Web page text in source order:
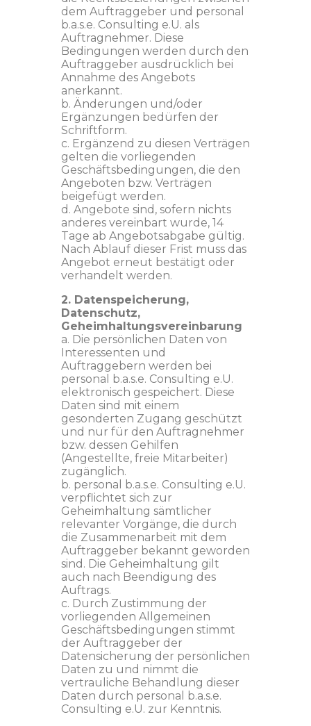
dem Auftraggeber und personal
b.a.s.e. Consulting e.U. als
Auftragnehmer. Diese
Bedingungen werden durch den
Auftraggeber ausdrücklich bei
Annahme des Angebots
anerkannt.
b. Änderungen und/oder
Ergänzungen bedürfen der
Schriftform.
c. Ergänzend zu diesen Verträgen
gelten die vorliegenden
Geschäftsbedingungen, die den
Angeboten bzw. Verträgen
beigefügt werden.
d. Angebote sind, sofern nichts
anderes vereinbart wurde, 14
Tage ab Angebotsabgabe gültig.
Nach Ablauf dieser Frist muss das
Angebot erneut bestätigt oder
verhandelt werden.
2. Datenspeicherung,
Datenschutz,
Geheimhaltungsvereinbarung
a. Die persönlichen Daten von
Interessenten und
Auftraggebern werden bei
personal b.a.s.e. Consulting e.U.
elektronisch gespeichert. Diese
Daten sind mit einem
gesonderten Zugang geschützt
und nur für den Auftragnehmer
bzw. dessen Gehilfen
(Angestellte, freie Mitarbeiter)
zugänglich.
b. personal b.a.s.e. Consulting e.U.
verpflichtet sich zur
Geheimhaltung sämtlicher
relevanter Vorgänge, die durch
die Zusammenarbeit mit dem
Auftraggeber bekannt geworden
sind. Die Geheimhaltung gilt
auch nach Beendigung des
Auftrags.
c. Durch Zustimmung der
vorliegenden Allgemeinen
Geschäftsbedingungen stimmt
der Auftraggeber der
Datensicherung der persönlichen
Daten zu und nimmt die
vertrauliche Behandlung dieser
Daten durch personal b.a.s.e.
Consulting e.U. zur Kenntnis.